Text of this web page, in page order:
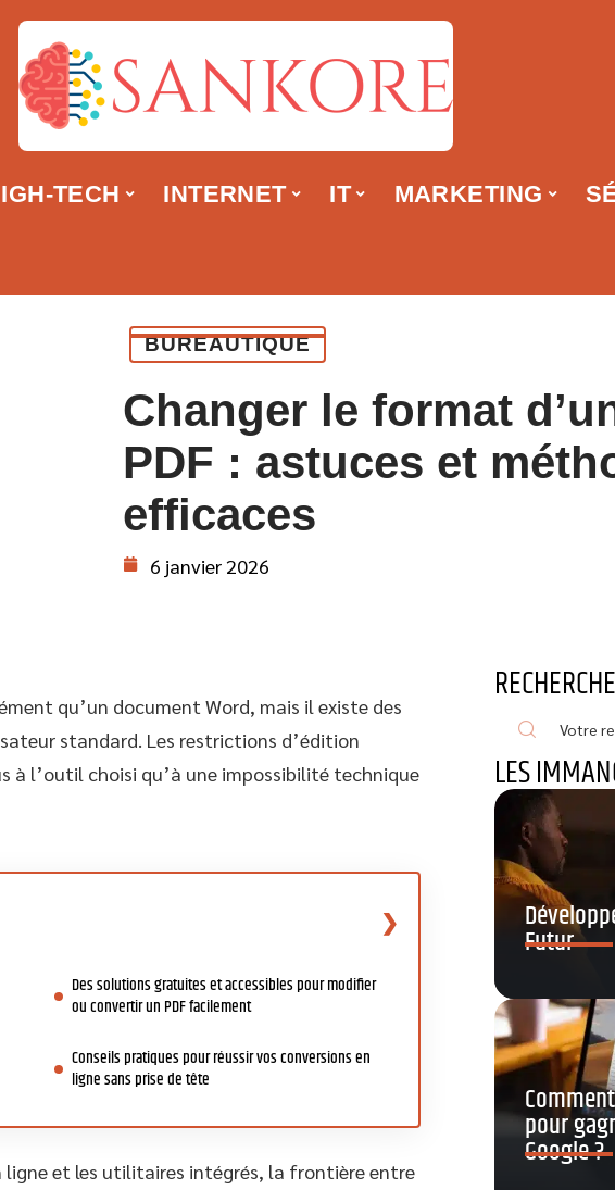
TECH INTERNET IT MARKETING
BUREAUTIQUE
Changer le format
PDF : astuces et
efficaces
6 janvier 2026
qu’un document Word, mais il existe des
standard. Les restrictions d’édition
l’outil choisi qu’à une impossibilité technique
Des solutions gratuites et accessibles pour modifier
ou convertir un PDF facilement
Conseils pratiques pour réussir vos conversions en
ligne sans prise de tête
ligne et les utilitaires intégrés, la frontière entre
RECHERCHE
LES
Futur
pour
Google ?